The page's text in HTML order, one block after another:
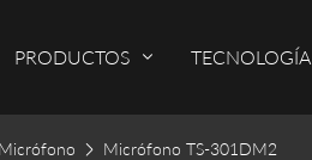
PRODUCTOS TECNOLOGÍA
Micrófono Micrófono TS-301DM2